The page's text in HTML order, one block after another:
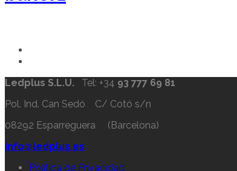
Ledplus S.L.U. Tel: +34 93 777 69 81
Pol. Ind. Can Sedó C/ Cotó s/n
08292 Esparreguera (Barcelona)
info@ledplus.es
Política de Privacidad